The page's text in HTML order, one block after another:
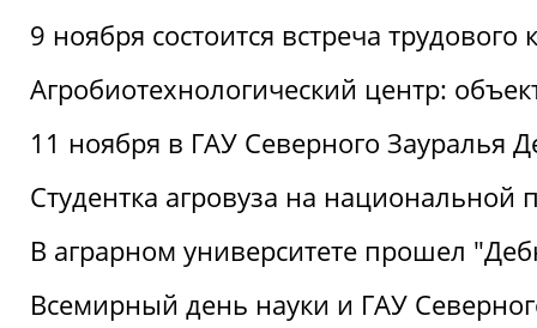
9 ноября состоится встреча трудового
Агробиотехнологический центр:
11 ноября в ГАУ Северного Зауралья
Студентка агровуза на национальной
В аграрном университете прошел
Всемирный день науки и ГАУ